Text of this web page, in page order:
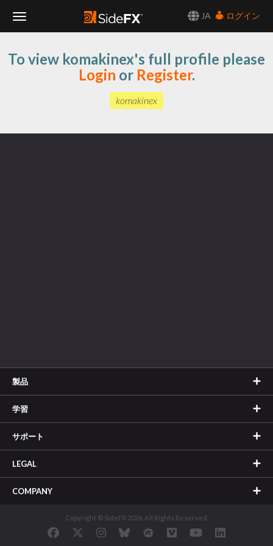
JA
ログイン
Navigation
To view komakinex's full profile please
Login or Register.
komakinex
製品
学習
サポート
LEGAL
COMPANY
Copyright © SideFX 2026. All Rights Reserved.